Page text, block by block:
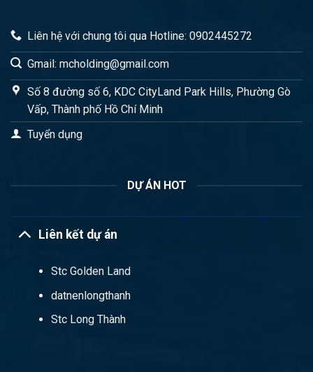
Liên hệ với chung tôi qua Hotline: 0902445272
Gmail: mcholding@gmail.com
Số 8 đường số 6, KDC CityLand Park Hills, Phường Gò
Vấp, Thành phố Hồ Chí Minh
Tuyển dụng
DỰ ÁN HOT
Liên kết dự án
Stc Golden Land
datnenlongthanh
Stc Long Thành